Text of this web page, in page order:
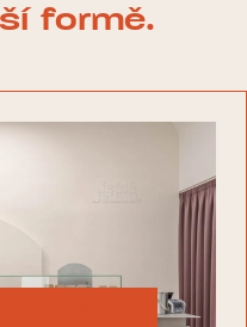
formě.